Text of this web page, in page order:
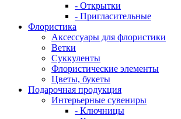
- Открытки
- Пригласительные
Флористика
Аксессуары для флористики
Ветки
Суккуленты
Флористические элементы
Цветы, букеты
Подарочная продукция
Интерьерные сувениры
- Ключницы